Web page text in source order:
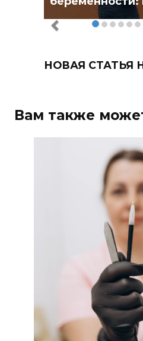
НОВАЯ СТАТЬЯ
Вам также